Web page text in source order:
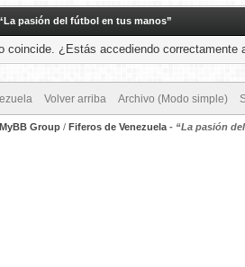
pasión del fútbol en tus manos”
coincide. ¿Estás accediendo
Volver arriba Archivo (Modo simple)
MyBB Group / Fiferos de Venezuela - “La pasión